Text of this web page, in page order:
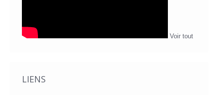
Voir tout
LIENS